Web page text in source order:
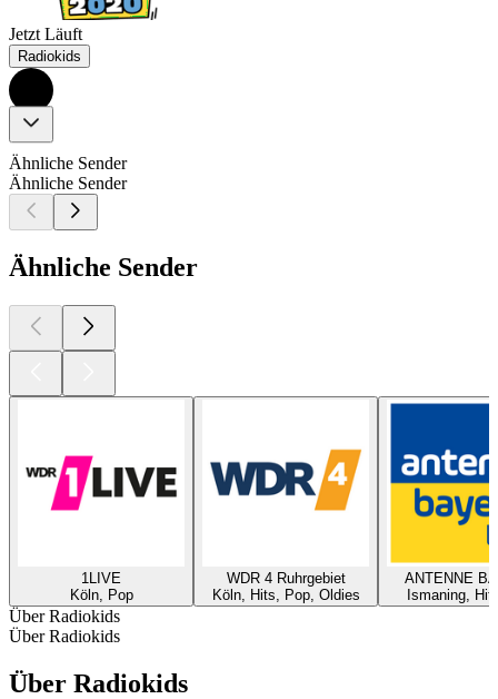
Jetzt Läuft
Radiokids
Ähnliche Sender
Ähnliche Sender
Ähnliche Sender
1LIVE
Köln, Pop
WDR 4 Ruhrgebiet
Köln, Hits, Pop, Oldies
ANTENNE
Ismaning,
Über Radiokids
Über Radiokids
Über Radiokids